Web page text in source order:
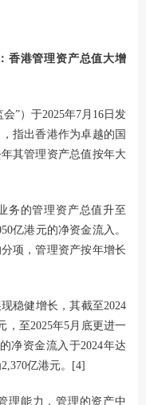
香港管理资产总值大增
”）于2025年7月16日发
指出香港作为卓越的国
其管理资产总值按年大
务的管理资产总值升至
亿港元的净资金流入。
项，管理资产按年增长
稳健增长，其截至2024
，至2025年5月底更进一
净资金流入于2024年达
亿港元。[4]
理能力，管理的资产中